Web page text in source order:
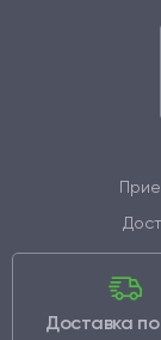
Доставка